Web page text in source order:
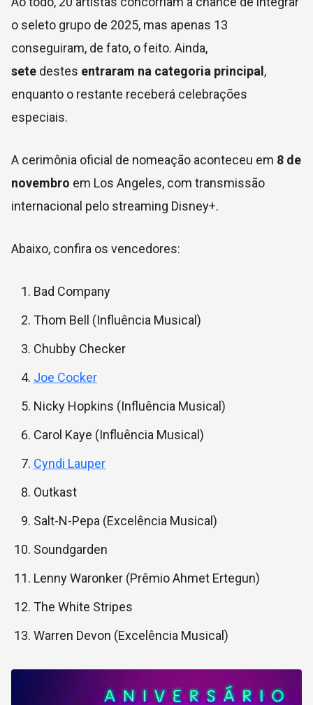
o seleto grupo de 2025, mas apenas 13
conseguiram, de fato, o feito. Ainda,
sete destes entraram na categoria principal ,
enquanto o restante receberá celebrações
especiais.
A cerimônia oficial de nomeação aconteceu em 8 de
novembro em Los Angeles, com transmissão
internacional pelo streaming Disney+.
Abaixo, confira os vencedores:
Bad Company
Thom Bell (Influência Musical)
Chubby Checker
Joe Cocker
Nicky Hopkins (Influência Musical)
Carol Kaye (Influência Musical)
Cyndi Lauper
Outkast
Salt-N-Pepa (Excelência Musical)
Soundgarden
Lenny Waronker (Prêmio Ahmet Ertegun)
The White Stripes
Warren Devon (Excelência Musical)